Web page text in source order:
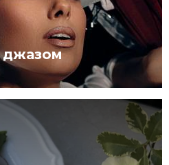
джазом